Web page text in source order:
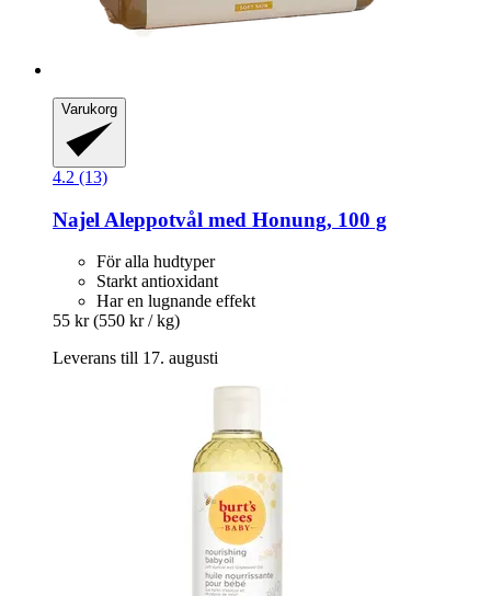
Varukorg
4.2 (13)
Najel Aleppotvål med Honung, 100 g
För alla hudtyper
Starkt antioxidant
Har en lugnande effekt
55 kr (550 kr / kg)
Leverans till 17. augusti